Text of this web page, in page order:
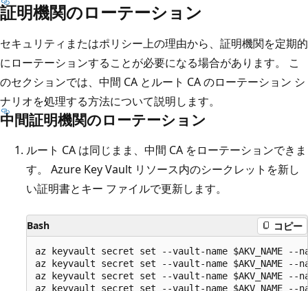
証明機関のローテーション
セキュリティまたはポリシー上の理由から、証明機関を定期的
にローテーションすることが必要になる場合があります。 こ
のセクションでは、中間 CA とルート CA のローテーション シ
ナリオを処理する方法について説明します。
中間証明機関のローテーション
ルート CA は同じまま、中間 CA をローテーションできま
す。 Azure Key Vault リソース内のシークレットを新し
い証明書とキー ファイルで更新します。
Bash コピー
az keyvault secret set --vault-name
az keyvault secret set --vault-name $AKV_NAME
az keyvault secret set --vault-name $AKV_NAME